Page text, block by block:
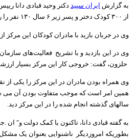
به گزارش ایران سپید دکتر وحید قبادی دانا
از ۳۰۰ کودک دختر و پسر زیر ۶ سال ۱۳۰ نفر را راهی مدارس کند بازدید کرد.
وی در جربان بازید با مادران کودکان این مرکز
وی در این بازدید و با تشریح فعالیت‌های
حلزون، گفت: خروجی کار این مرکز بسیار
وی همراه بودن مادران در این مرکز را یکی از
همین امر است که موجب متفاوت بودن آن می
سالهای گذشته انجام شده را در این مرکز دید.
به گفته قبادی دانا، تاکنون با کمک دولت و"
بطوریکه امروزدیگر ناشنوایی بعنوان یک